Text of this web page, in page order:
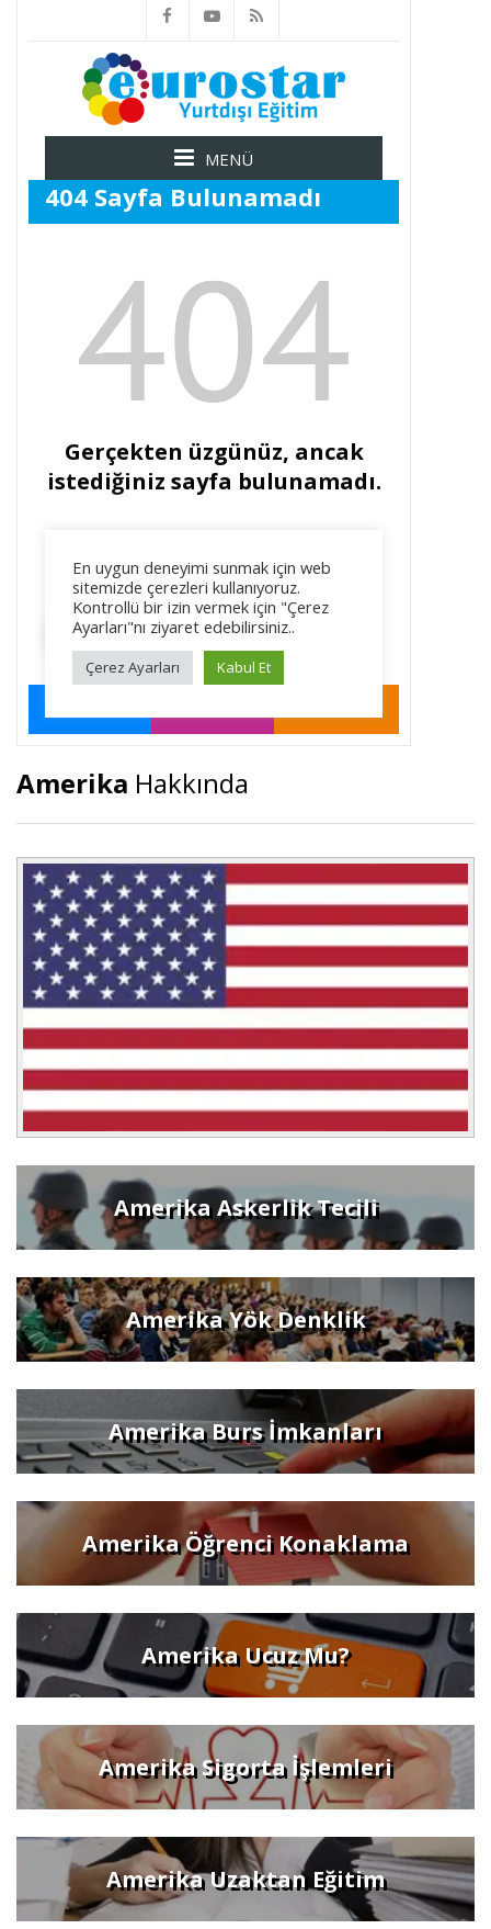
Amerika Hakkında
Amerika Askerlik Tecili
Amerika Yök Denklik
Amerika Burs İmkanları
Amerika Öğrenci Konaklama
Amerika Ucuz Mu?
Amerika Sigorta İşlemleri
Amerika Uzaktan Eğitim